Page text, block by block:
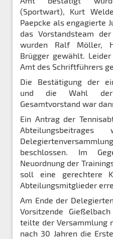
(Sportwart), Kurt
Paepcke als engagierte
das Vorstandsteam
wurden Ralf Möller,
Brügger gewählt.
Amt des Schriftführers
Die Bestätigung der
und die Wahl
Gesamtvorstand war
Ein Antrag der
beschlossen. Im
Neuordnung der
soll eine gerechtere
Abteilungsmitglieder
Am Ende der
Vorsitzende
teilte der Versammlung
nach 30 Jahren die